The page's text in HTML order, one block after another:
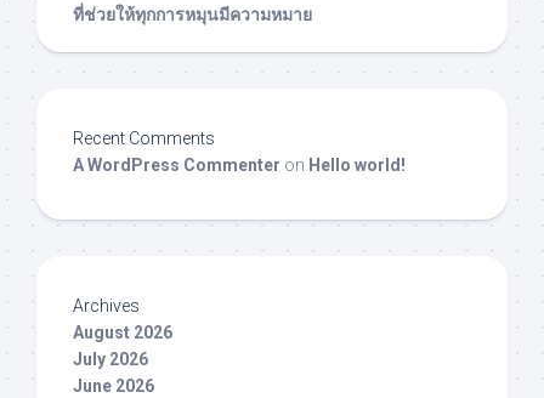
ที่ช่วยให้ทุกการหมุนมีความหมาย
Recent Comments
A WordPress Commenter on Hello world!
Archives
August 2026
July 2026
June 2026